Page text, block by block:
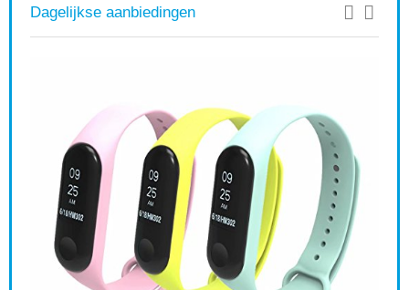
Dagelijkse aanbiedingen